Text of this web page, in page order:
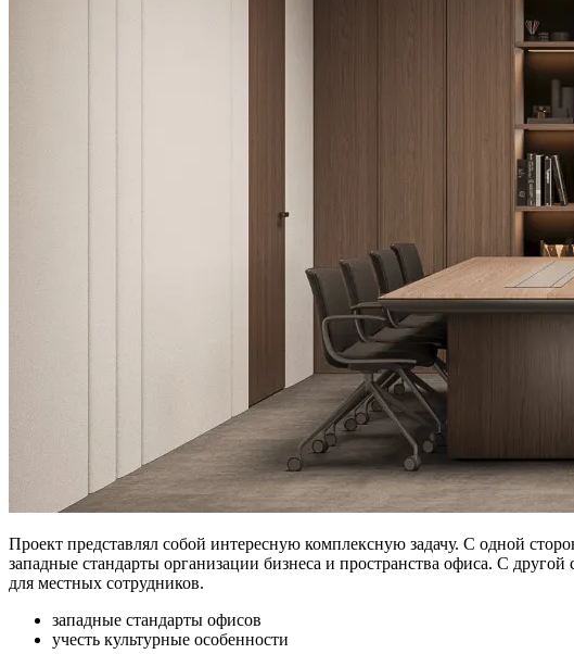
Проект представлял собой интересную комплексную задачу. С одной
западные стандарты организации бизнеса и пространства офиса. С
для местных сотрудников.
западные стандарты офисов
учесть культурные особенности